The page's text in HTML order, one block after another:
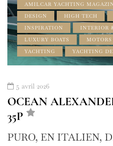
AMILCAR YACHTING
DESIGN
HIGH TECH
INSPIRATION
INTERIOR
LUXURY BOATS
MOTORS
YACHTING
YACHTING
5 avril 2026
OCEAN
35P
PURO, EN ITALIEN,